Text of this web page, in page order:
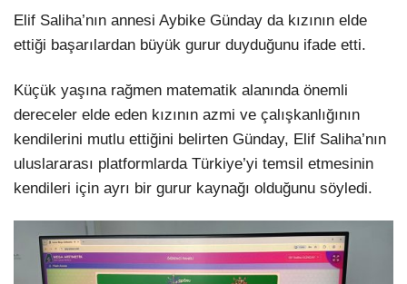
Elif Saliha’nın annesi Aybike Günday da kızının elde
ettiği başarılardan büyük gurur duyduğunu ifade etti.
Küçük yaşına rağmen matematik alanında önemli
dereceler elde eden kızının azmi ve çalışkanlığının
kendilerini mutlu ettiğini belirten Günday, Elif Saliha’nın
uluslararası platformlarda Türkiye’yi temsil etmesinin
kendileri için ayrı bir gurur kaynağı olduğunu söyledi.